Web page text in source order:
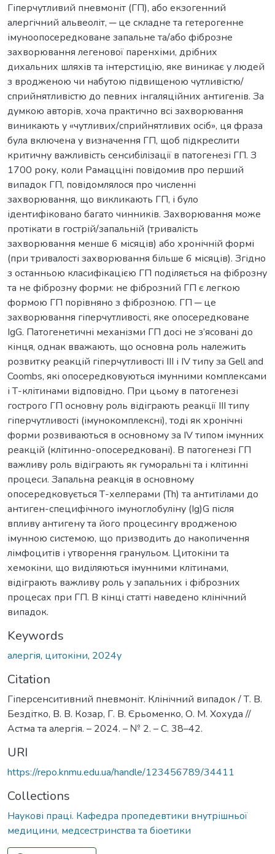
Гіперчутливий пневмоніт (ГП), або екзогенний
алергічний альвеоліт, ─ це складне та гетерогенне
імуноопосередковане запальне та/або фіброзне
захворювання легенової паренхіми, дрібних
дихальних шляхів та інтерстицію, яке виникає у людей
з вродженою чи набутою підвищеною чутливістю/
сприйнятливістю до певних інгаляційних антигенів. За
думкою авторів, хоча практично всі захворювання
виникають у «чутливих/сприйнятливих осіб», ця фраза
була включена у визначення ГП, щоб підкреслити
критичну важливість сенсибілізації в патогенезі ГП. З
1700 року, коли Рамацціні повідомив про перший
випадок ГП, повідомлялося про численні
захворювання, що викликають ГП, і було
ідентифіковано багато чинників. Захворювання може
протікати в гострій/запальній (тривалість
захворювання менше 6 місяців) або хронічній формі
(при тривалості захворювання більше 6 місяців). Згідно
з останньою класифікацією ГП поділяється на фіброзну
та не фіброзну форми: не фіброзний ГП є легкою
формою ГП порівняно з фіброзною. ГП ─ це
захворювання гіперчутливості, яке опосередковане
IgG. Патогенетичні механізми ГП досі не з’ясовані до
кінця, однак вважають, що основна роль належить
розвитку реакцій гіперчутливості III і IV типу за Gell and
Coombs, які опосередковуються імунними комплексами
і Т-клітинами відповідно. При цьому в патогенезі
гострого ГП основну роль відіграють реакції ІІІ типу
гіперчутливості (імунокомплексні), тоді як хронічні
форми розвиваються в основному за IV типом імунних
реакцій (клітинно-опосередковані). В патогенезі ГП
важливу роль відіграють як гуморальні та і клітинні
процеси. Запальна реакція в основному
опосередковується Т-хелперами (Th) та антитілами до
антиген-специфічного імуноглобуліну (Ig)G після
впливу антигену та його процесингу вродженою
імунною системою, що призводить до накопичення
лімфоцитів і утворення гранульом. Цитокіни та
хемокіни, що виділяються імунними клітинами,
відіграють важливу роль у запальних і фіброзних
процесах при ГП. В кінці статті наведено клінічний
випадок.
Keywords
алергія, цитокіни, 2024у
Citation
Гіперсенситивний пневмоніт. Клінічний випадок / Т. В.
Бездітко, В. В. Козар, Г. В. Єрьоменко, О. М. Хохуда //
Астма та алергія. – 2024. – № 2. – С. 38–42.
URI
https://repo.knmu.edu.ua/handle/123456789/34411
Collections
Наукові праці. Кафедра пропедевтики внутрішньої
медицини, медсестринства та біоетики